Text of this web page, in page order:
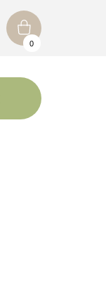
0